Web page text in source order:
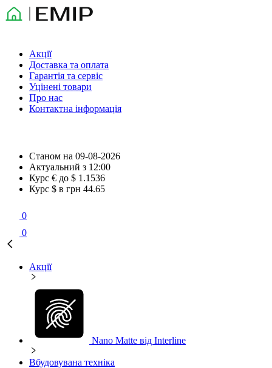
Акції
Доставка та оплата
Гарантія та сервіс
Уцінені товари
Про нас
Контактна інформація
Станом на 09-08-2026
Актуальний з 12:00
Курс € до $ 1.1536
Курс $ в грн 44.65
0
0
Акції
Nano Matte від Interline
Вбудовувана техніка